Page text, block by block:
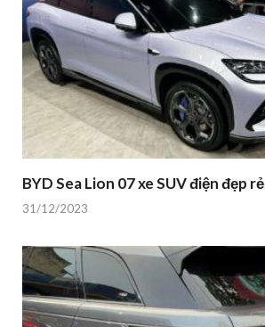
BYD Sea Lion 07 xe SUV điện đẹp rẻ
31/12/2023